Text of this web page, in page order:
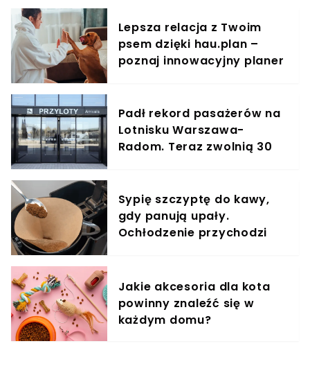
Lepsza relacja z Twoim
psem dzięki hau.plan –
poznaj innowacyjny planer
Padł rekord pasażerów na
Lotnisku Warszawa-
Radom. Teraz zwolnią 30
Sypię szczyptę do kawy,
gdy panują upały.
Ochłodzenie przychodzi
Jakie akcesoria dla kota
powinny znaleźć się w
każdym domu?